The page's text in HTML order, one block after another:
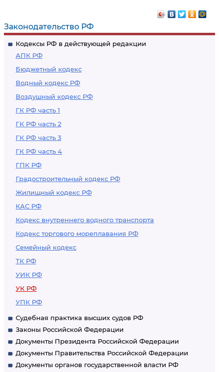
Законодательство РФ
Кодексы РФ в действующей редакции
АПК РФ
Бюджетный кодекс
Водный кодекс РФ
Воздушный кодекс РФ
ГК РФ часть 1
ГК РФ часть 2
ГК РФ часть 3
ГК РФ часть 4
ГПК РФ
Градостроительный кодекс РФ
Жилищный кодекс РФ
КАС РФ
Кодекс внутреннего водного транспорта
Кодекс торгового мореплавания РФ
Семейный кодекс
ТК РФ
УИК РФ
УК РФ
УПК РФ
Судебная практика высших судов РФ
Законы Российской Федерации
Документы Президента Российской Федерации
Документы Правительства Российской Федерации
Документы органов государственной власти РФ
совершению
самоубийства
тяжкого вреда
здоровью